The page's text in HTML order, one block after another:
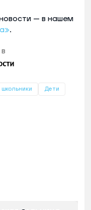
— в нашем
.
школьники Дети